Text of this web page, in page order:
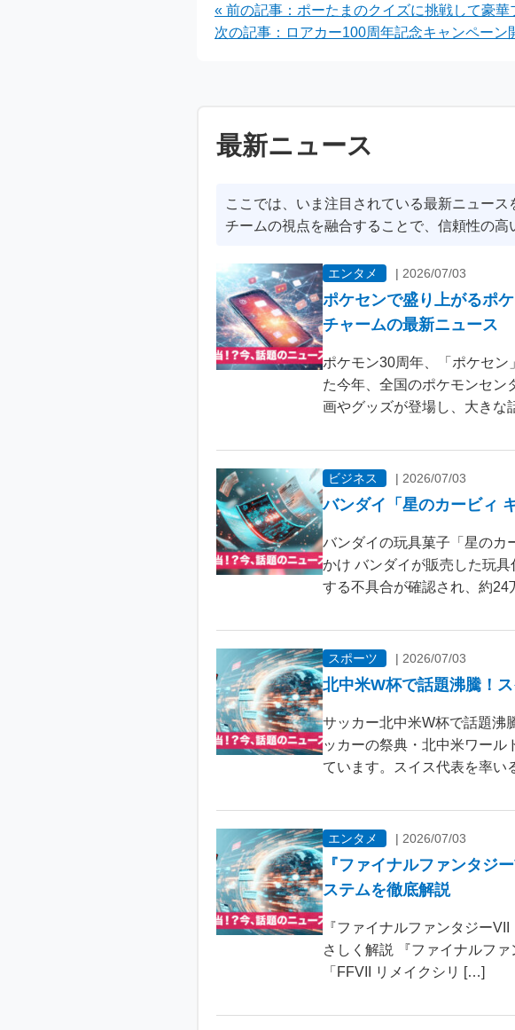
シリーズと特別観戦
「Galaxy Watch
Ultra（2025）」を8月
« 前の記事：ポーたまのクイズに挑戦して豪華
次の記事：ロアカー100周年記念キャンペー
最新ニュース
ここでは、いま注目されている最新ニュー
チームの視点を融合することで、信頼性の高
エンタメ | 2026/07/03
ポケセンで盛り上がるポ
チャームの最新ニュース
ポケモン30周年、「ポケセン
た今年、全国のポケモンセン
画やグッズが登場し、大きな
ビジネス | 2026/07/03
バンダイ「星のカービィ
バンダイの玩具菓子「星の
かけ バンダイが販売した玩
する不具合が確認され、約24
スポーツ | 2026/07/03
北中米W杯で話題沸騰！
サッカー北中米W杯で話題沸
ッカーの祭典・北中米ワール
ています。スイス代表を率い
エンタメ | 2026/07/03
『ファイナルファンタジ
ステムを徹底解説
『ファイナルファンタジー
さしく解説 『ファイナルフ
「FFVII リメイクシリ […]